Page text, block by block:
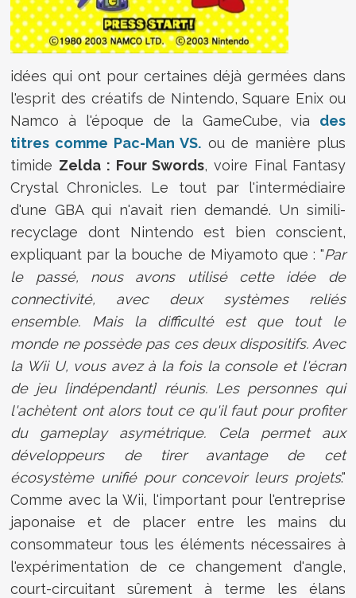
idées qui ont pour certaines déjà germées dans
l'esprit des créatifs de Nintendo, Square Enix ou
Namco à l'époque de la GameCube, via des
titres comme Pac-Man VS. ou de manière plus
timide Zelda : Four Swords, voire Final Fantasy
Crystal Chronicles. Le tout par l'intermédiaire
d'une GBA qui n'avait rien demandé. Un simili-
recyclage dont Nintendo est bien conscient,
expliquant par la bouche de Miyamoto que : "Par
le passé, nous avons utilisé cette idée de
connectivité, avec deux systèmes reliés
ensemble. Mais la difficulté est que tout le
monde ne possède pas ces deux dispositifs. Avec
la Wii U, vous avez à la fois la console et l'écran
de jeu [indépendant] réunis. Les personnes qui
l'achètent ont alors tout ce qu'il faut pour profiter
du gameplay asymétrique. Cela permet aux
développeurs de tirer avantage de cet
écosystème unifié pour concevoir leurs projets."
Comme avec la Wii, l'important pour l'entreprise
japonaise et de placer entre les mains du
consommateur tous les éléments nécessaires à
l'expérimentation de ce changement d'angle,
court-circuitant sûrement à terme les élans